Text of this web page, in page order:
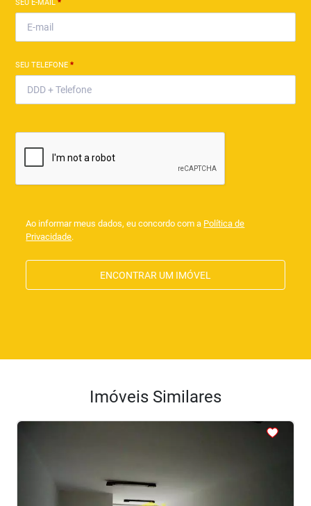
SEU E-MAIL*
SEU TELEFONE*
Ao informar meus dados, eu concordo com a Política de
Privacidade.
ENCONTRAR UM IMÓVEL
Imóveis Similares